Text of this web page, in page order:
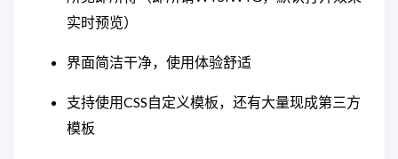
实时预览）
界面简洁干净，使用体验舒适
支持使用CSS自定义模板，还有大量现成第三方
模板